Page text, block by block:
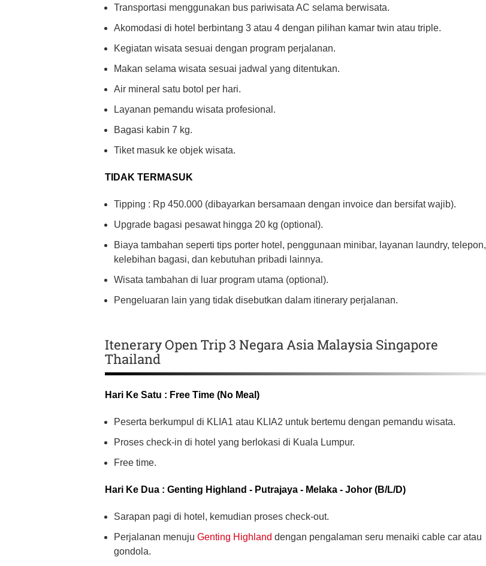
Transportasi menggunakan bus pariwisata AC selama berwisata.
Akomodasi di hotel berbintang 3 atau 4 dengan pilihan kamar twin atau triple.
Kegiatan wisata sesuai dengan program perjalanan.
Makan selama wisata sesuai jadwal yang ditentukan.
Air mineral satu botol per hari.
Layanan pemandu wisata profesional.
Bagasi kabin 7 kg.
Tiket masuk ke objek wisata.
TIDAK TERMASUK
Tipping : Rp 450.000 (dibayarkan bersamaan dengan invoice dan bersifat wajib).
Upgrade bagasi pesawat hingga 20 kg (optional).
Biaya tambahan seperti tips porter hotel, penggunaan minibar, layanan laundry, telepon,
kelebihan bagasi, dan kebutuhan pribadi lainnya.
Wisata tambahan di luar program utama (optional).
Pengeluaran lain yang tidak disebutkan dalam itinerary perjalanan.
Itenerary Open Trip 3 Negara Asia Malaysia Singapore
Thailand
Hari Ke Satu : Free Time (No Meal)
Peserta berkumpul di KLIA1 atau KLIA2 untuk bertemu dengan pemandu wisata.
Proses check-in di hotel yang berlokasi di Kuala Lumpur.
Free time.
Hari Ke Dua : Genting Highland - Putrajaya - Melaka - Johor (B/L/D)
Sarapan pagi di hotel, kemudian proses check-out.
Perjalanan menuju Genting Highland dengan pengalaman seru menaiki cable car atau
gondola.